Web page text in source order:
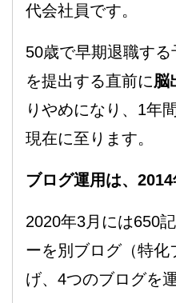
代会社員です。
50歳で早期退職す
を提出する直前に脳
りやめになり、1年
現在に至ります。
ブログ運用は、2014
2020年3月には650
ーを別ブログ（特化
げ、4つのブログを